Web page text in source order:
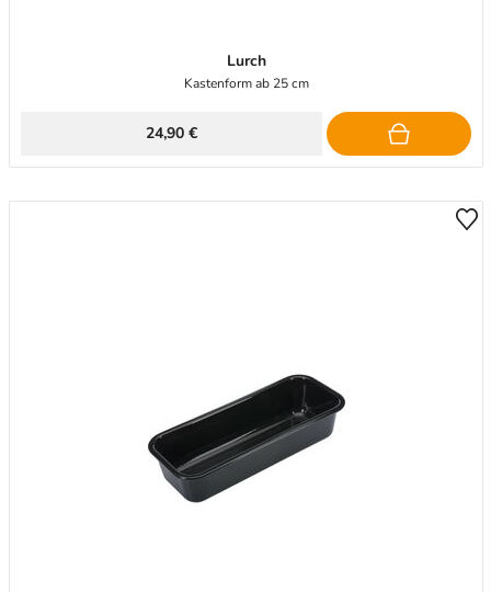
Lurch
Kastenform ab 25 cm
24,90 €